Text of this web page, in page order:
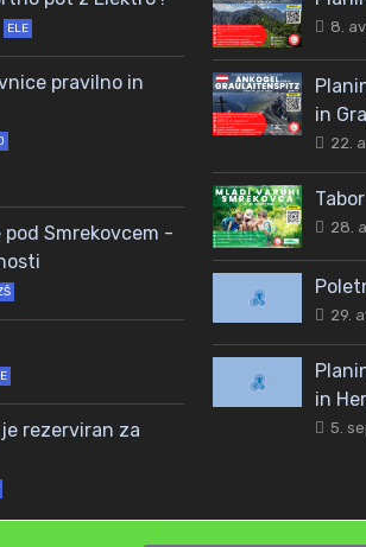
ELE
pravilno in
Smrekovcem -
rezerviran za
8.
in
22.
28.
29.
in
5.